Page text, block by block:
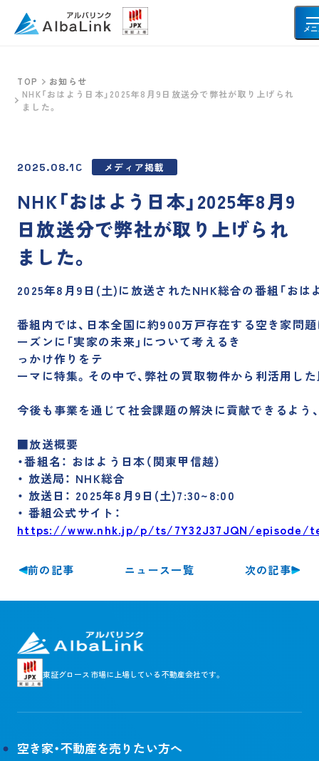
メ
空き家・不動産を売りたい方へ
共有持分
お客様の声
会社情報
企業理念
事業紹介
経営陣紹介
自治体の方へ
不動産投資家の方へ
IR情報
お知らせ
採用サイト
運営メディア
訳あり物件買取プロ
訳あり物件買取ナビ
TOP
お知らせ
NHK「おはよう日本」2025年8月9日放送分で弊社が取り上げられ
ました。
2025.08.10 メディア掲載
NHK「おはよう日本」2025年8月9
日放送分で弊社が取り上げられ
ました。
2025年8月 9 日 (土)に放送さ れたNHK総合の番組「おは
番組内では、 日本全国に約900万戸存在す る空き家問題
ーズンに 「実家の未来」 につ いて考え る き
っ かけ作 り を テ
ーマ に特集。 そ の中で、 弊社の買取物件から 利活用 し た
今後も 事業を通 じて社会課題の解決 に貢献でき る よ う
■放送概要
・番組名 ： おはよ う 日本（関東甲信越）
・ 放送局： NHK総合
・ 放送日 ： 2025年8月 9 日 (土)7:30~8:00
・ 番組公式サイ ト ：
https://www.nhk.jp/p/ts/7Y32J37JQN/episode/
前の記事 ニュース一覧 次の記事
東証グロース市場に上場している不動産会社です。
空き家・不動産を売りたい方へ